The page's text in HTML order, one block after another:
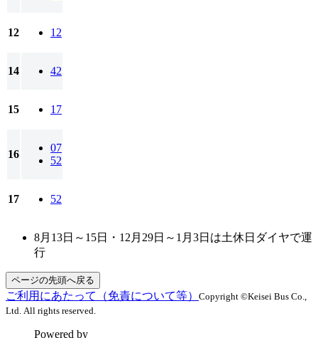
12 12
14 42
15 17
16
07
52
17 52
8月13日～15日・12月29日～1月3日は土休日ダイヤで運
行
ページの先頭へ戻る
ご利用にあたって（免責について等） Copyright ©Keisei Bus Co.,
Ltd. All rights reserved.
Powered by